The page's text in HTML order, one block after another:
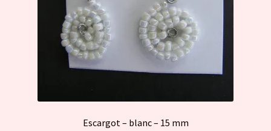
Escargot – blanc – 15 mm